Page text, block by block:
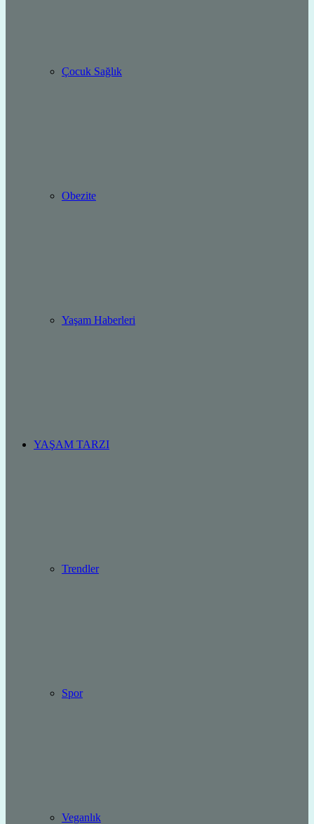
Çocuk Sağlık
Obezite
Yaşam Haberleri
YAŞAM TARZI
Trendler
Spor
Veganlık